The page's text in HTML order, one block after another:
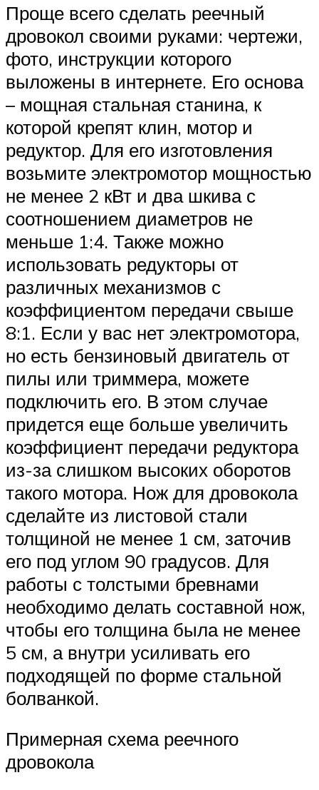
Проще всего сделать реечный
дровокол своими руками: чертежи,
фото, инструкции которого
выложены в интернете. Его основа
– мощная стальная станина, к
которой крепят клин, мотор и
редуктор. Для его изготовления
возьмите электромотор мощностью
не менее 2 кВт и два шкива с
соотношением диаметров не
меньше 1:4. Также можно
использовать редукторы от
различных механизмов с
коэффициентом передачи свыше
8:1. Если у вас нет электромотора,
но есть бензиновый двигатель от
пилы или триммера, можете
подключить его. В этом случае
придется еще больше увеличить
коэффициент передачи редуктора
из-за слишком высоких оборотов
такого мотора. Нож для дровокола
сделайте из листовой стали
толщиной не менее 1 см, заточив
его под углом 90 градусов. Для
работы с толстыми бревнами
необходимо делать составной нож,
чтобы его толщина была не менее
5 см, а внутри усиливать его
подходящей по форме стальной
болванкой.
Примерная схема реечного
дровокола